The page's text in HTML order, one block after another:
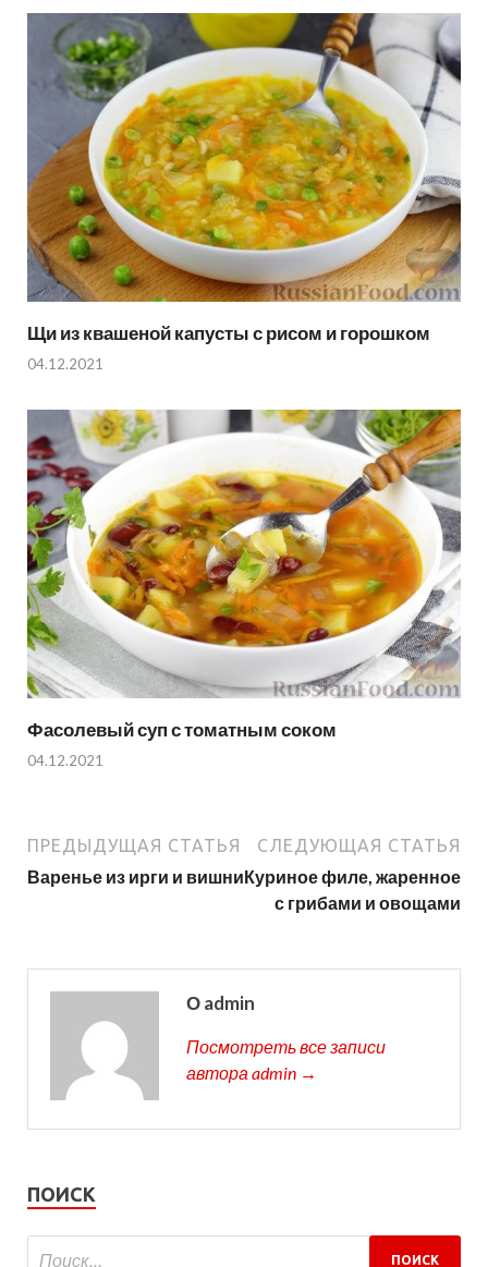
Щи из квашеной капусты с рисом и горошком
04.12.2021
Фасолевый суп с томатным соком
04.12.2021
ПРЕДЫДУЩАЯ СТАТЬЯ
Варенье из ирги и вишни
СЛЕДУЮЩАЯ СТАТЬЯ
Куриное филе, жаренное
с грибами и овощами
О admin
Посмотреть все записи
автора admin →
ПОИСК